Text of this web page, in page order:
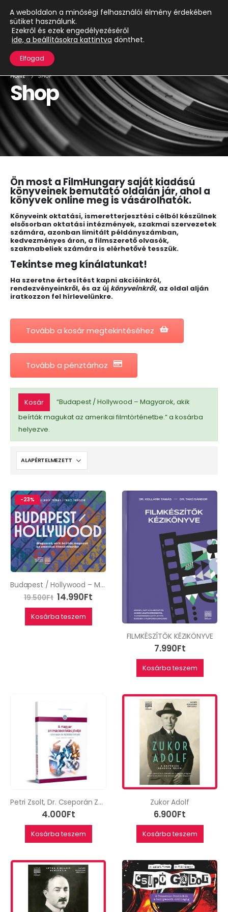
HOME SHOP
Shop
Ön most a FilmHungary saját kiadású
könyveinek bemutató oldalán jár, ahol a
könyvek online meg is vásárolhatók.
Könyveink oktatási, ismeretterjesztési célból készülnek
elsősorban oktatási intézmények, szakmai szervezetek
számára, azonban limitált példányszámban,
kedvezményes áron, a filmszerető olvasók,
szakmabeliek számára is elérhetővé tesszük.
Tekintse meg kínálatunkat!
Ha szeretne értesítést kapni akcióinkról,
rendezvényeinkről, és az új könyveinkről, az oldal alján
iratkozzon fel hírlevelünkre.
Tovább a kosár megtekintéséhez
Tovább a pénztárhoz
Kosár
“Budapest / Hollywood – Magyarok, akik
beírták magukat az amerikai filmtörténetbe.” a kosárba
helyezve.
-23%
Budapest / Hollywood – Magyarok, akik beírták magukat az amerikai filmtörténetbe.
19.500Ft 14.990Ft
Kosárba teszem
FILMKÉSZÍTŐK KÉZIKÖNYVE
7.990Ft
Kosárba teszem
Petri Zsolt, Dr. Cseporán Zsolt, Dr. Kollarik Tamás: A magyar animációoktatás jövője – Kihívások és fejlődési irányok
4.000Ft
Kosárba teszem
Zukor Adolf
6.900Ft
Kosárba teszem
A weboldalon a minőségi felhasználói élmény érdekében
sütiket használunk.
Ezekről és ezek engedélyezéséről
ide, a beállításokra kattintva dönthet.
Elfogad